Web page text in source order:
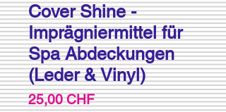
Cover Shine -
Imprägniermittel für
Spa Abdeckungen
(Leder & Vinyl)
25,00 CHFPreis